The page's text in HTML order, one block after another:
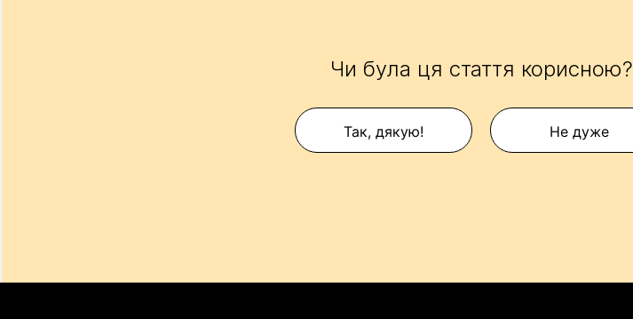
Чи була ця стаття корисною?
Так, дякую! Не дуже